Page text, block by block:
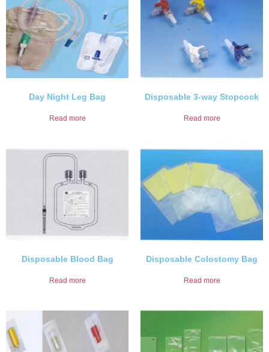
Day Night Leg Bag
Read more
Disposable 3-way Stopcock
Read more
Disposable Blood Bag
Read more
Disposable Colostomy Bag
Read more